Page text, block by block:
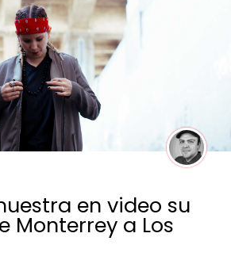
en video su
Monterrey a Los